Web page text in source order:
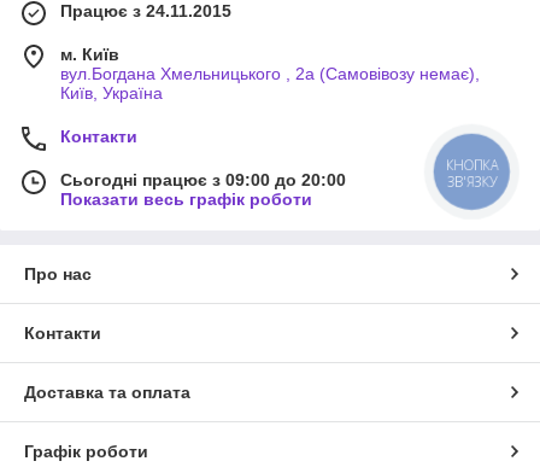
Працює з 24.11.2015
м. Київ
вул.Богдана Хмельницького , 2а (Самовівозу немає),
Київ, Україна
Контакти
Сьогодні працює з 09:00 до 20:00
Показати весь графік роботи
Про нас
Контакти
Доставка та оплата
Графік роботи
КНОПКА
ЗВ'ЯЗКУ